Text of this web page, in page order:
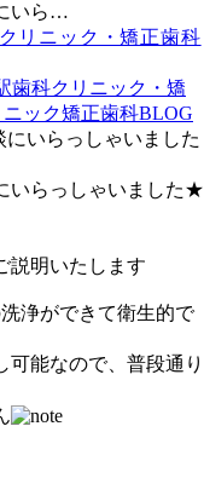
いら…
歯科クリニック・矯
ック矯正歯科BLOG
いらっしゃいました
らっしゃいました★
説明いたします
浄ができて衛生的で
可能なので、普段通り